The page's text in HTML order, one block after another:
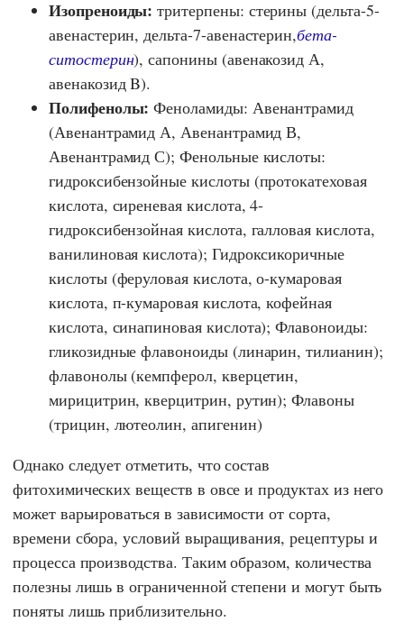
Изопреноиды: тритерпены: стерины (дельта-5-
авенастерин, дельта-7-авенастерин,бета-
ситостерин), сапонины (авенакозид А,
авенакозид B).
Полифенолы: Феноламиды: Авенантрамид
(Авенантрамид А, Авенантрамид В,
Авенантрамид С); Фенольные кислоты:
гидроксибензойные кислоты (протокатеховая
кислота, сиреневая кислота, 4-
гидроксибензойная кислота, галловая кислота,
ванилиновая кислота); Гидроксикоричные
кислоты (феруловая кислота, о-кумаровая
кислота, п-кумаровая кислота, кофейная
кислота, синапиновая кислота); Флавоноиды:
гликозидные флавоноиды (линарин, тилианин);
флавонолы (кемпферол, кверцетин,
мирицитрин, кверцитрин, рутин); Флавоны
(трицин, лютеолин, апигенин)
Однако следует отметить, что состав
фитохимических веществ в овсе и продуктах из него
может варьироваться в зависимости от сорта,
времени сбора, условий выращивания, рецептуры и
процесса производства. Таким образом, количества
полезны лишь в ограниченной степени и могут быть
поняты лишь приблизительно.